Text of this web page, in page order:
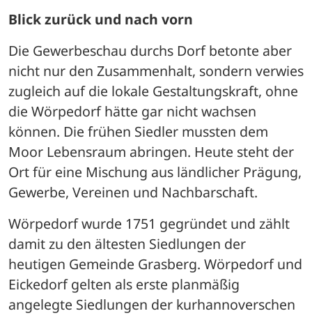
Blick zurück und nach vorn
Die Gewerbeschau durchs Dorf betonte aber
nicht nur den Zusammenhalt, sondern verwies
zugleich auf die lokale Gestaltungskraft, ohne
die Wörpedorf hätte gar nicht wachsen
können. Die frühen Siedler mussten dem
Moor Lebensraum abringen. Heute steht der
Ort für eine Mischung aus ländlicher Prägung,
Gewerbe, Vereinen und Nachbarschaft.
Wörpedorf wurde 1751 gegründet und zählt
damit zu den ältesten Siedlungen der
heutigen Gemeinde Grasberg. Wörpedorf und
Eickedorf gelten als erste planmäßig
angelegte Siedlungen der kurhannoverschen